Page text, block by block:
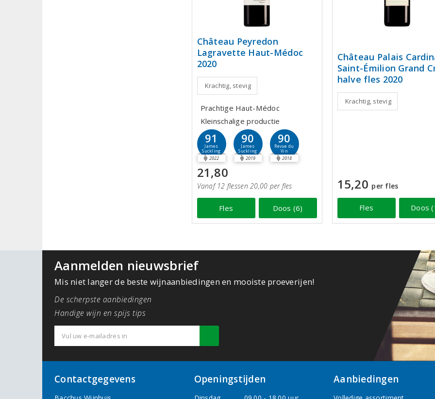
Château Peyredon
Lagravette Haut-Médoc
2020
Krachtig, stevig
Prachtige Haut-Médoc
Kleinschalige productie
91
James
Suckling
2022
90
James
Suckling
2019
90
Revue du
Vin
2018
21,80
Vanaf 12 flessen 20,00 per fles
Fles Doos (6)
Château Palais
Saint-Émilion Grand
halve fles 2020
Krachtig, stevig
15,20 per fles
Fles Doos
Aanmelden nieuwsbrief
Mis niet langer de beste wijnaanbiedingen en mooiste proeverijen!
De scherpste aanbiedingen
Handige wijn en spijs tips
Contactgegevens Openingstijden Aanbiedingen